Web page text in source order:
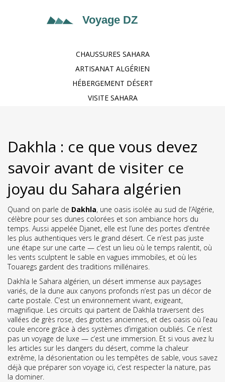
CHAUSSURES SAHARA
ARTISANAT ALGÉRIEN
HÉBERGEMENT DÉSERT
VISITE SAHARA
Dakhla : ce que vous devez
savoir avant de visiter ce
joyau du Sahara algérien
Quand on parle de Dakhla, une oasis isolée au sud de l’Algérie,
célèbre pour ses dunes colorées et son ambiance hors du
temps. Aussi appelée Djanet, elle est l’une des portes d’entrée
les plus authentiques vers le grand désert. Ce n’est pas juste
une étape sur une carte — c’est un lieu où le temps ralentit, où
les vents sculptent le sable en vagues immobiles, et où les
Touaregs gardent des traditions millénaires.
Dakhla le Sahara algérien, un désert immense aux paysages
variés, de la dune aux canyons profonds n’est pas un décor de
carte postale. C’est un environnement vivant, exigeant,
magnifique. Les circuits qui partent de Dakhla traversent des
vallées de grès rose, des grottes anciennes, et des oasis où l’eau
coule encore grâce à des systèmes d’irrigation oubliés. Ce n’est
pas un voyage de luxe — c’est une immersion. Et si vous avez lu
les articles sur les dangers du désert, comme la chaleur
extrême, la désorientation ou les tempêtes de sable, vous savez
déjà que préparer son voyage ici, c’est respecter la nature, pas
la dominer.